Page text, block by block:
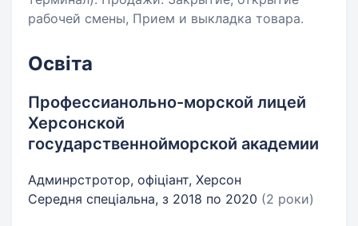
рабочей смены, Прием и выкладка товара.
Освіта
Профессианольно-морской лицей
Херсонской
государственнойморской академии
Админрстротор, офіціант, Херсон
Середня спеціальна, з 2018 по 2020 (2 роки)